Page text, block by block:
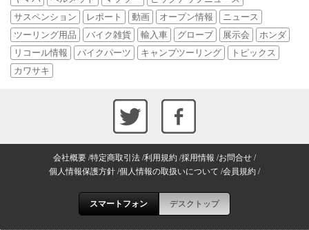
サスペンション
レポート 動画 オープン情報
ニュース
ツーリング用品
バイク雑貨 輸入車 グローブ 展示会
ホンダ
リコール情報
バイクパーツ キャンプツーリング
トピックス
カワサキ
会社概要 特定商取引法 利用規約 採用情報 お問合せ
個人情報保護方針 個人情報の取扱いについて 会員規約
スマートフォン デスクトップ